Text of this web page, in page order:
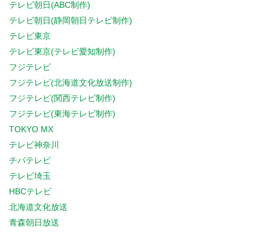
テレビ朝日(ABC制作)
テレビ朝日(静岡朝日テレビ制作)
テレビ東京
テレビ東京(テレビ愛知制作)
フジテレビ
フジテレビ(北海道文化放送制作)
フジテレビ(関西テレビ制作)
フジテレビ(東海テレビ制作)
TOKYO MX
テレビ神奈川
チバテレビ
テレビ埼玉
HBCテレビ
北海道文化放送
青森朝日放送